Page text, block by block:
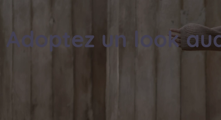
Adoptez un look